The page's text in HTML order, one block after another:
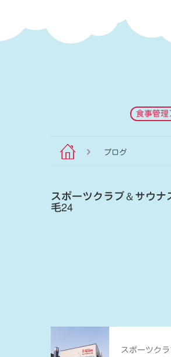
食事管理
ブログ
スポーツクラブ＆サウナ
毛24
スポーツクラ